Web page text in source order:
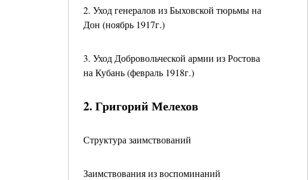
2. Уход генералов из Быховской тюрьмы на
Дон (ноябрь 1917г.)
3. Уход Добровольческой армии из Ростова
на Кубань (февраль 1918г.)
2. Григорий Мелехов
Структура заимствований
Заимствования из воспоминаний